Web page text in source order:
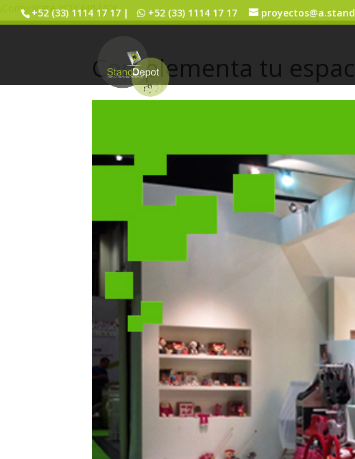
¡Comunícate HOY MISMO!
+52 (33) 1114 17 17 | +52 (33) 1114 17 17
Complementa tu